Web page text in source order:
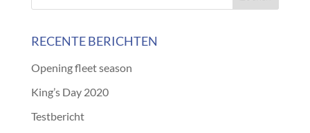
RECENTE BERICHTEN
Opening fleet season
King’s Day 2020
Testbericht